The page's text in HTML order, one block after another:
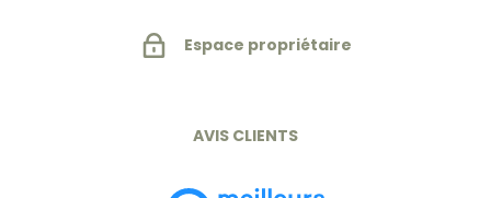
Espace propriétaire
AVIS CLIENTS